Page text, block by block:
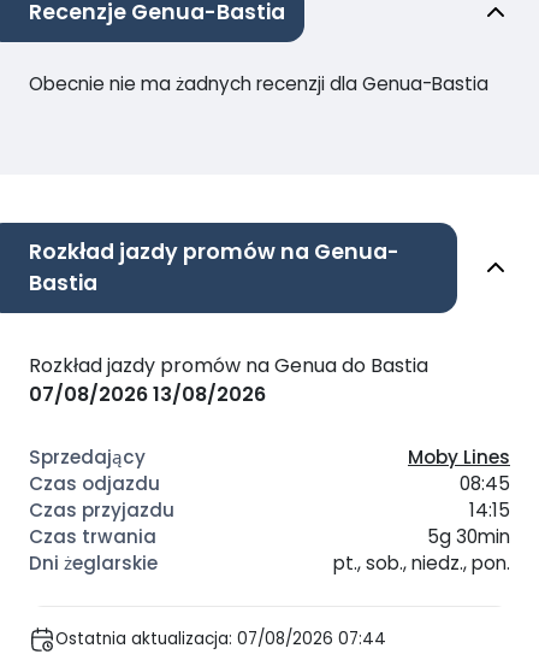
Recenzje Genua-Bastia
Obecnie nie ma żadnych recenzji dla Genua-Bastia
Rozkład jazdy promów na Genua-
Bastia
Rozkład jazdy promów na Genua do Bastia
07/08/202613/08/2026
Moby Lines
08:45
14:15
5g 30min
pt., sob., niedz., pon.
Ostatnia aktualizacja: 07/08/2026 07:44